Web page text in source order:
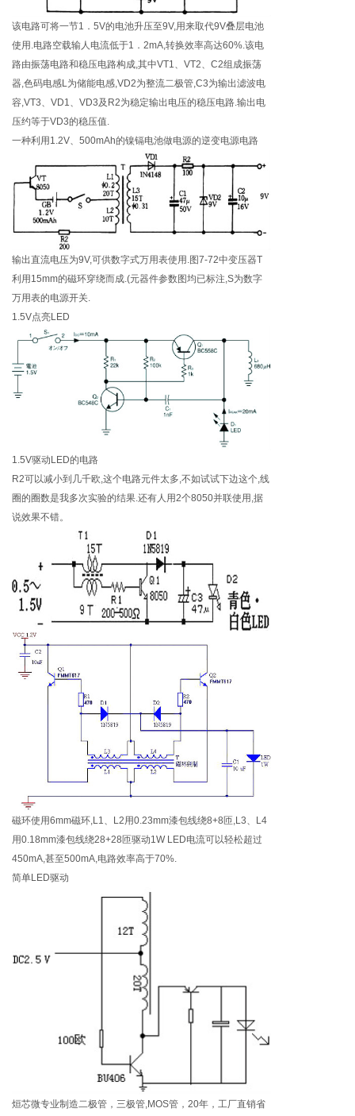
该电路可将一节1．5V的电池升压至9V,用来取代9V叠层电池
使用.电路空载输人电流低于1．2mA,转换效率高达60%.该电
路由振荡电路和稳压电路构成,其中VT1、VT2、C2组成振荡
器,色码电感L为储能电感,VD2为整流二极管,C3为输出滤波电
容,VT3、VD1、VD3及R2为稳定输出电压的稳压电路.输出电
压约等于VD3的稳压值.
一种利用1.2V、500mAh的镍镉电池做电源的逆变电源电路
输出直流电压为9V,可供数字式万用表使用.图7-72中变压器T
利用15mm的磁环穿绕而成.(元器件参数图均已标注,S为数字
万用表的电源开关.
1.5V点亮LED
1.5V驱动LED的电路
R2可以减小到几千欧,这个电路元件太多,不如试试下边这个,线
圈的圈数是我多次实验的结果.还有人用2个8050并联使用,据
说效果不错。
磁环使用6mm磁环,L1、L2用0.23mm漆包线绕8+8匝,L3、L4
用0.18mm漆包线绕28+28匝驱动1W LED电流可以轻松超过
450mA,甚至500mA,电路效率高于70%.
简单LED驱动
烜芯微专业制造二极管，三极管,MOS管，20年，工厂直销省